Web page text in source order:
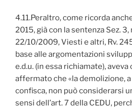
4.11.Peraltro, come ricorda
2015, già con la sentenza Sez.
22/10/2009, Viesti e altri, Rv.
base alle argomentazioni
e.d.u. (in essa richiamate),
affermato che «la demolizione,
confisca, non può considerarsi
sensi dell’art. 7 della CEDU,